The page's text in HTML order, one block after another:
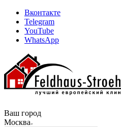
Вконтакте
Telegram
YouTube
WhatsApp
Ваш город
Москва